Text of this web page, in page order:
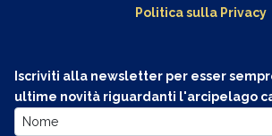
Politica sulla Privacy
Iscriviti alla newsletter per esser
ultime novità riguardanti l'arcipelago